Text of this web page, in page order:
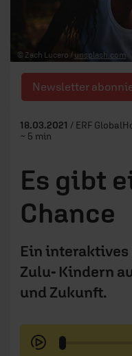
GESELLSCHAFT
TEAM
© Zach Lucero / unsplash.com
Newsletter
18.03.2021 / ERF
~ 5 min
Es gibt
Chance
Ein
Zulu- Kindern
und Zukunft.